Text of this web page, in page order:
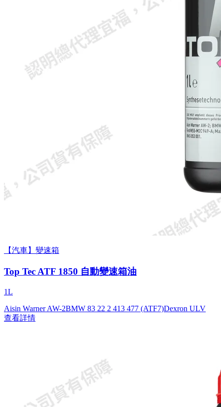
【汽車】變速箱
Top Tec ATF 1850 自動變速箱油
1L
Aisin Warner AW-2BMW 83 22 2 413 477 (ATF7)Dexron ULV
查看詳情